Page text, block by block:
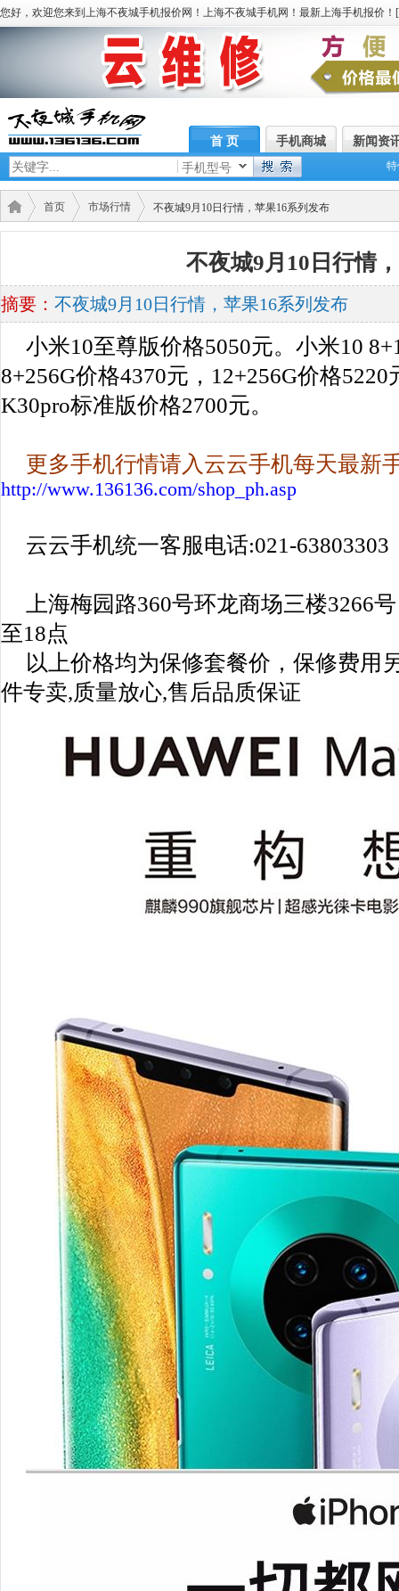
您好，欢迎您来到上海不夜城手机报价网！上海不夜城手机网！最新上海手机报价！[
首 页 手机商城
新闻资
手机型号
首页 市场行情 不夜城9月10日行情，苹果16系列发布
不夜城9月10日行情
摘要： 不夜城9月10日行情，苹果16系列发布
小米10至尊版价格5050元。小米10
8+256G价格4370元，12+256G价格
K30pro标准版价格2700元。
更多手机行情请入云云手机每天最新
http://www.136136.com/shop_ph.asp
云云手机统一客服电话:021-63803303
上海梅园路360号环龙商场三楼3266
至18点
以上价格均为保修套餐价，保修费用
件专卖,质量放心,售后品质保证